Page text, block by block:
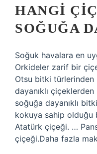
HANGI
SOĞUĞA
Soğuk havalara en
Orkideler zarif bir
Otsu bitki
dayanıklı
soğuğa dayanıklı
kokuya sahip
Atatürk çiçeği. …
çiçeği.Daha fazla